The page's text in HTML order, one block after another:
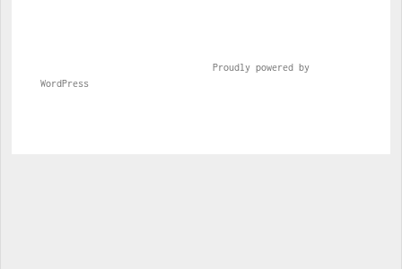
				Proudly powered by